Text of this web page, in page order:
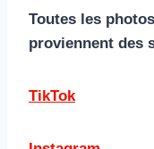
Toutes les
proviennent des
TikTok